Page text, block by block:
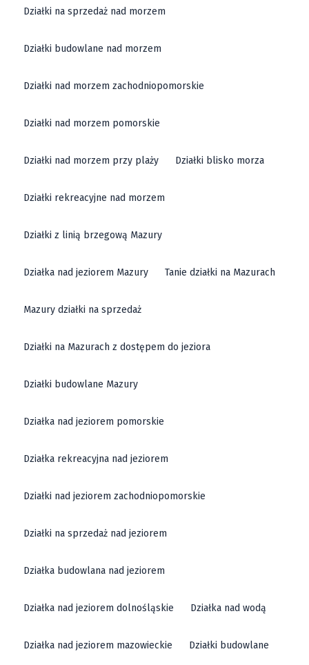
Działki na sprzedaż nad morzem
Działki budowlane nad morzem
Działki nad morzem zachodniopomorskie
Działki nad morzem pomorskie
Działki nad morzem przy plaży Działki blisko morza
Działki rekreacyjne nad morzem
Działki z linią brzegową Mazury
Działka nad jeziorem Mazury Tanie działki na Mazurach
Mazury działki na sprzedaż
Działki na Mazurach z dostępem do jeziora
Działki budowlane Mazury
Działka nad jeziorem pomorskie
Działka rekreacyjna nad jeziorem
Działki nad jeziorem zachodniopomorskie
Działki na sprzedaż nad jeziorem
Działka budowlana nad jeziorem
Działka nad jeziorem dolnośląskie Działka nad wodą
Działka nad jeziorem mazowieckie Działki budowlane